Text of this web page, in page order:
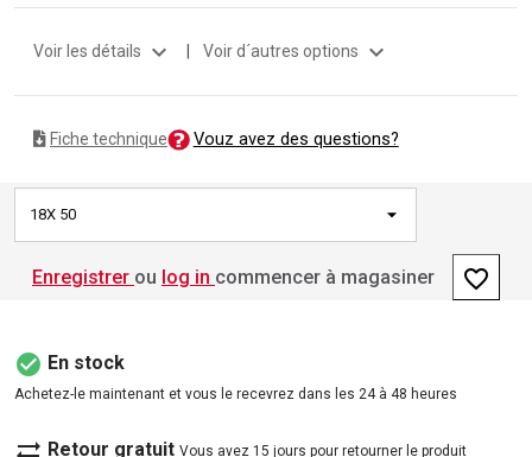
Voir les détails expand_more | Voir d´autres options expand_more
Fiche technique Vouz avez des questions?
18X 50
Enregistrer ou log in commencer à magasiner favorite_border
check_circle En stock
Achetez-le maintenant et vous le recevrez dans les 24 à 48 heures
sync_alt Retour gratuit Vous avez 15 jours pour retourner le produit